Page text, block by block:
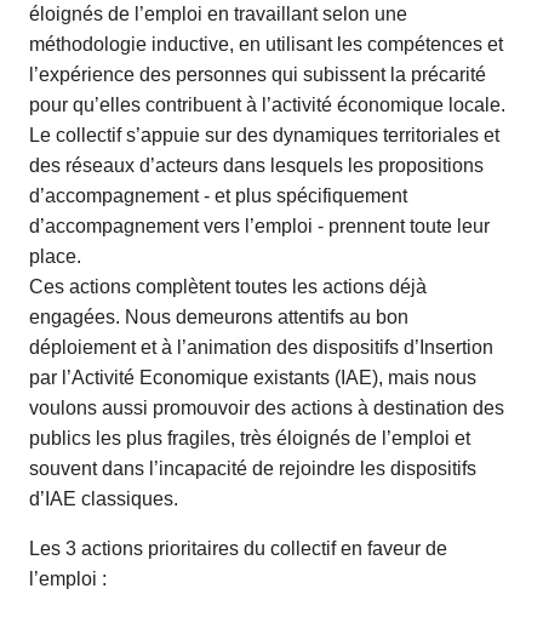
éloignés de l’emploi en travaillant selon une
méthodologie inductive, en utilisant les compétences et
l’expérience des personnes qui subissent la précarité
pour qu’elles contribuent à l’activité économique locale.
Le collectif s’appuie sur des dynamiques territoriales et
des réseaux d’acteurs dans lesquels les propositions
d’accompagnement - et plus spécifiquement
d’accompagnement vers l’emploi - prennent toute leur
place.
Ces actions complètent toutes les actions déjà
engagées. Nous demeurons attentifs au bon
déploiement et à l’animation des dispositifs d’Insertion
par l’Activité Economique existants (IAE), mais nous
voulons aussi promouvoir des actions à destination des
publics les plus fragiles, très éloignés de l’emploi et
souvent dans l’incapacité de rejoindre les dispositifs
d’IAE classiques.
Les 3 actions prioritaires du collectif en faveur de
l’emploi :